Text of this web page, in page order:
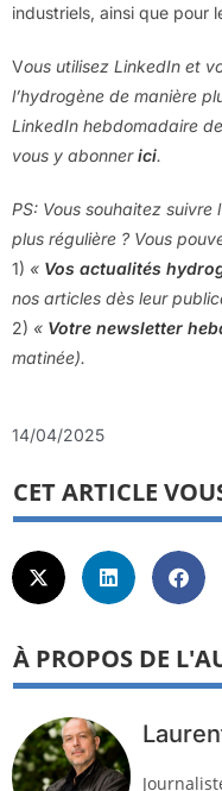
industriels, ainsi que pour
Vous utilisez LinkedIn et
l’hydrogène de manière
LinkedIn hebdomadaire
vous y abonnerici.
PS: Vous souhaitez suivre
plus régulière ? Vous
1) « Vos actualités
nos articles dès leur
2) « Votre newsletter
matinée).
14/04/2025
CET ARTICLE
À PROPOS DE